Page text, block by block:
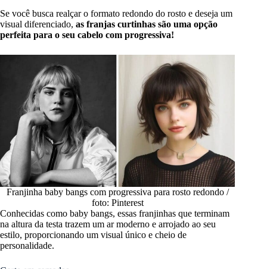
Se você busca realçar o formato redondo do rosto e deseja um
visual diferenciado, as franjas curtinhas são uma opção
perfeita para o seu cabelo com progressiva!
Franjinha baby bangs com progressiva para rosto redondo /
foto: Pinterest
Conhecidas como baby bangs, essas franjinhas que terminam
na altura da testa trazem um ar moderno e arrojado ao seu
estilo, proporcionando um visual único e cheio de
personalidade.